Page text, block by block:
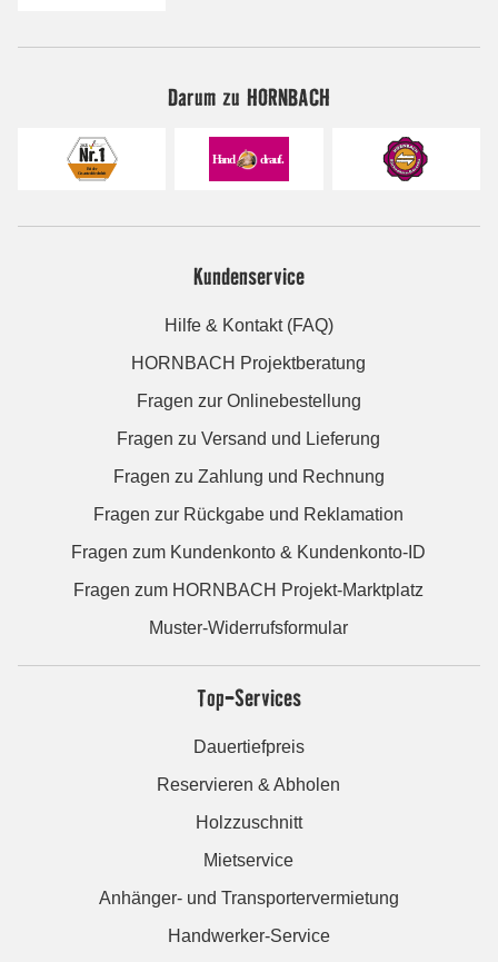
Darum zu HORNBACH
Kundenservice
Hilfe & Kontakt (FAQ)
HORNBACH Projektberatung
Fragen zur Onlinebestellung
Fragen zu Versand und Lieferung
Fragen zu Zahlung und Rechnung
Fragen zur Rückgabe und Reklamation
Fragen zum Kundenkonto & Kundenkonto-ID
Fragen zum HORNBACH Projekt-Marktplatz
Muster-Widerrufsformular
Top-Services
Dauertiefpreis
Reservieren & Abholen
Holzzuschnitt
Mietservice
Anhänger- und Transportervermietung
Handwerker-Service